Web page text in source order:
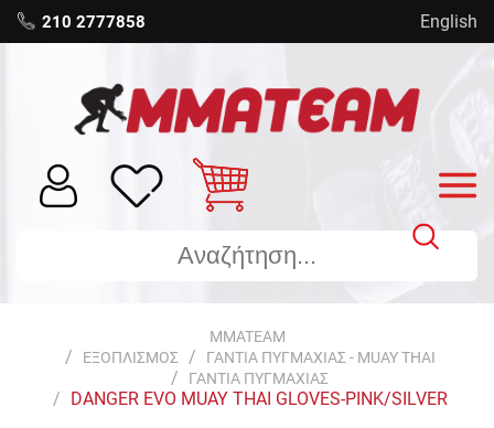
210 2777858 English
MMATEAM
ΕΞΟΠΛΙΣΜΟΣ
ΓΑΝΤΙΑ ΠΥΓΜΑΧΙΑΣ - MUAY THAI
ΓΑΝΤΙΑ ΠΥΓΜΑΧΙΑΣ
DANGER EVO MUAY THAI GLOVES-PINK/SILVER